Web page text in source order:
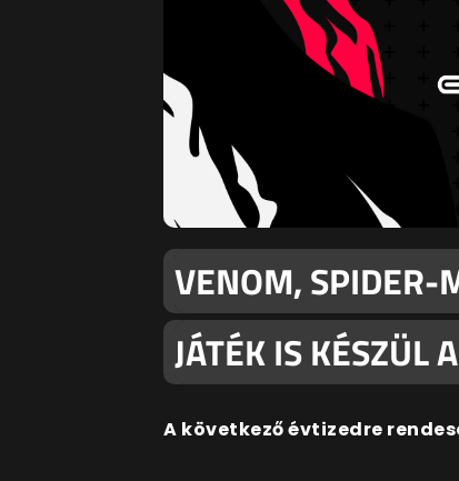
VENOM, SPIDER-
JÁTÉK IS KÉSZÜL
A következő évtizedre